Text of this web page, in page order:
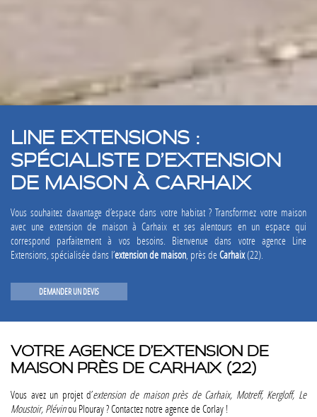
LINE EXTENSIONS :
SPÉCIALISTE D’EXTENSION
DE MAISON À CARHAIX
Vous souhaitez davantage d’espace dans votre habitat ? Transformez votre maison
avec une extension de maison à Carhaix et ses alentours en un espace qui
correspond parfaitement à vos besoins. Bienvenue dans votre agence Line
Extensions, spécialisée dans l’extension de maison , près deCarhaix(22).
DEMANDER UN DEVIS
VOTRE AGENCE D’EXTENSION DE
MAISON PRÈS DE CARHAIX (22)
Vous avez un projet d’extension de maison près de Carhaix, Motreff, Kergloff, Le
Moustoir, Plévinou Plouray ? Contactez notre agence de Corlay !